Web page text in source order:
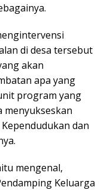
di desa tersebut
akan
apa yang
program yang
menyukseskan
dan
mengenal,
Keluarga